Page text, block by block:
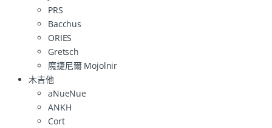
PRS
Bacchus
ORIES
Gretsch
魔捷尼爾 Mojolnir
木吉他
aNueNue
ANKH
Cort